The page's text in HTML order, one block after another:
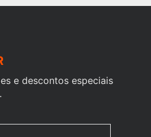
e descontos especiais